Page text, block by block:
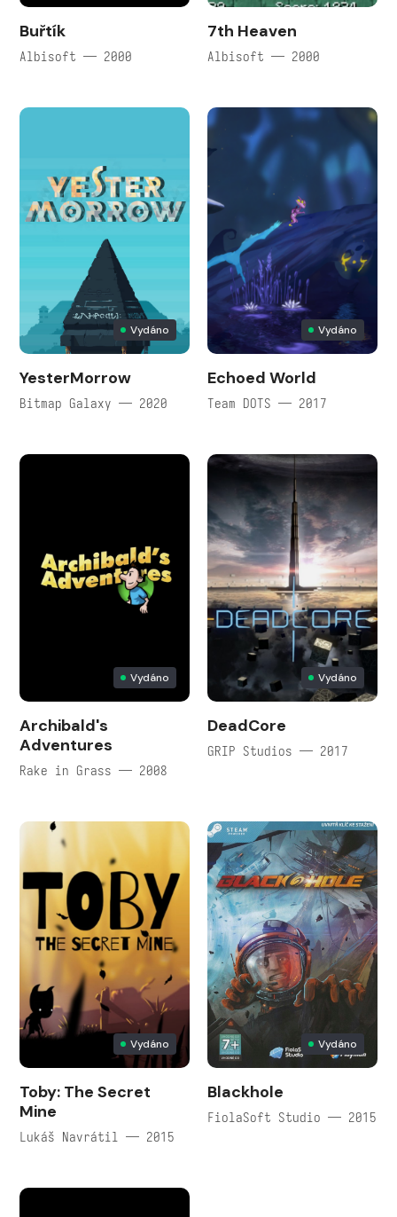
Buřtík
Albisoft — 2000
7th Heaven
Albisoft — 2000
Vydáno
YesterMorrow
Bitmap Galaxy — 2020
Vydáno
Echoed World
Team DOTS — 2017
Vydáno
Archibald's
Adventures
Rake in Grass — 2008
Vydáno
DeadCore
GRIP Studios — 2017
Vydáno
Toby: The Secret
Mine
Lukáš Navrátil — 2015
Vydáno
Blackhole
FiolaSoft Studio — 2015